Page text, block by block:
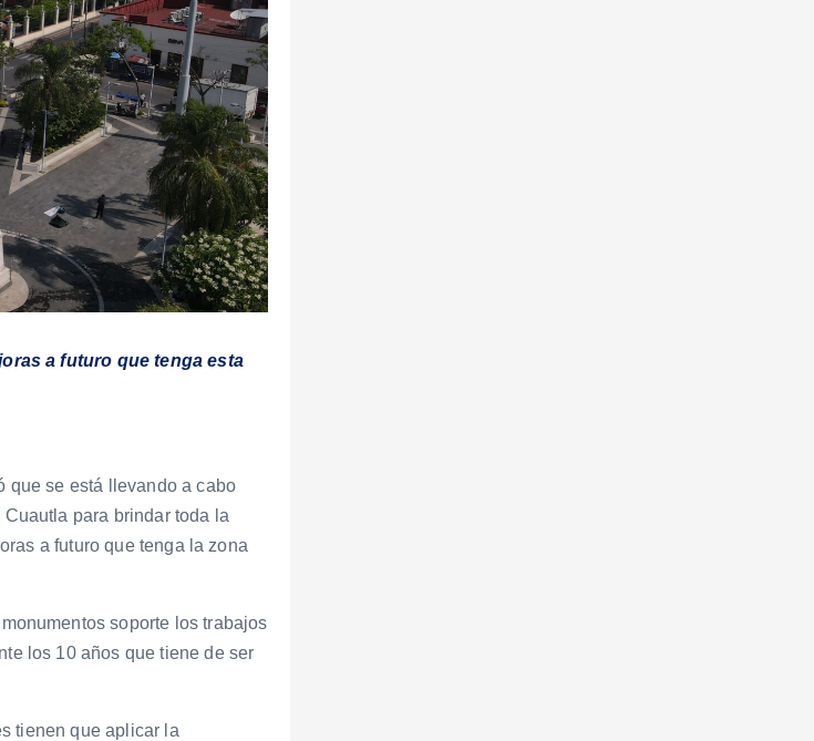
a futuro que tenga esta
que se está llevando a cabo
para brindar toda la
a futuro que tenga la zona
soporte los trabajos
los 10 años que tiene de ser
tienen que aplicar la